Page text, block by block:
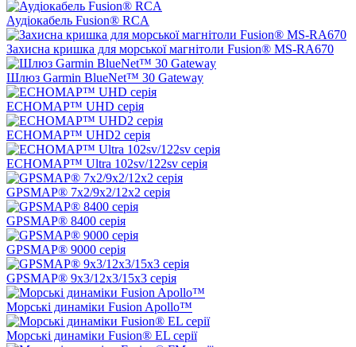
Аудіокабель Fusion® RCA
Захисна кришка для морської магнітоли Fusion® MS-RA670
Шлюз Garmin BlueNet™ 30 Gateway
ECHOMAP™ UHD серія
ECHOMAP™ UHD2 серія
ECHOMAP™ Ultra 102sv/122sv серія
GPSMAP® 7x2/9x2/12x2 серія
GPSMAP® 8400 серія
GPSMAP® 9000 серія
GPSMAP® 9x3/12x3/15x3 серія
Морські динаміки Fusion Apollo™
Морські динаміки Fusion® EL серії